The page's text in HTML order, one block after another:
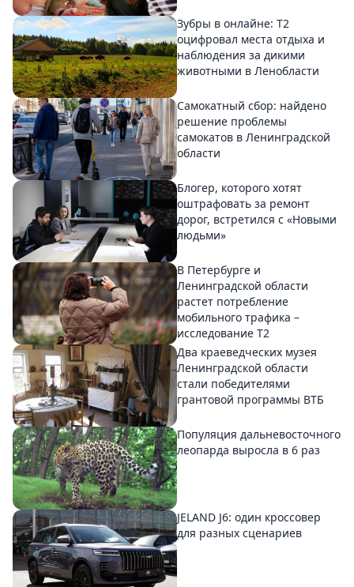
Зубры в онлайне: Т2
оцифровал места отдыха и
наблюдения за дикими
животными в Ленобласти
Самокатный сбор: найдено
решение проблемы
самокатов в Ленинградской
области
Блогер, которого хотят
оштрафовать за ремонт
дорог, встретился с «Новыми
людьми»
В Петербурге и
Ленинградской области
растет потребление
мобильного трафика –
исследование T2
Два краеведческих музея
Ленинградской области
стали победителями
грантовой программы ВТБ
Популяция дальневосточного
леопарда выросла в 6 раз
JELAND J6: один кроссовер
для разных сценариев